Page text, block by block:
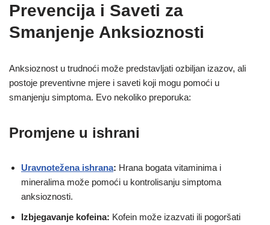
Prevencija i Saveti za
Smanjenje Anksioznosti
Anksioznost u trudnoći može predstavljati ozbiljan izazov, ali
postoje preventivne mjere i saveti koji mogu pomoći u
smanjenju simptoma. Evo nekoliko preporuka:
Promjene u ishrani
Uravnotežena ishrana: Hrana bogata vitaminima i
mineralima može pomoći u kontrolisanju simptoma
anksioznosti.
Izbjegavanje kofeina: Kofein može izazvati ili pogoršati